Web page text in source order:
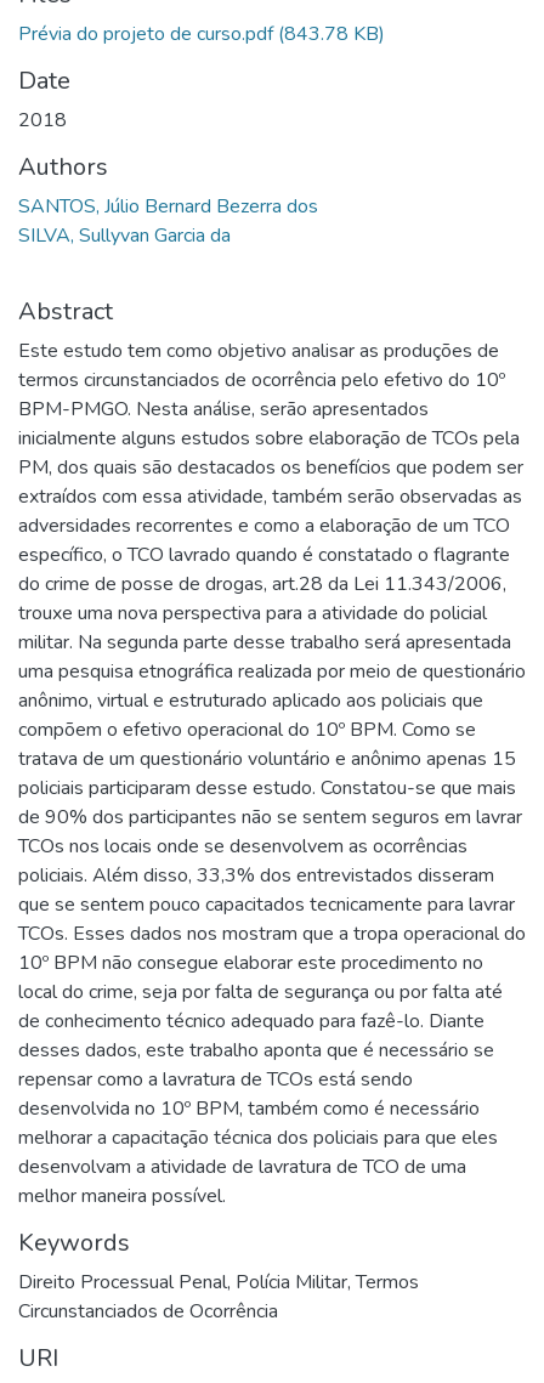
Prévia do projeto de curso.pdf(843.78 KB)
Date
2018
Authors
SANTOS, Júlio Bernard Bezerra dos
SILVA, Sullyvan Garcia da
Abstract
Este estudo tem como objetivo analisar as produções de
termos circunstanciados de ocorrência pelo efetivo do 10º
BPM-PMGO. Nesta análise, serão apresentados
inicialmente alguns estudos sobre elaboração de TCOs pela
PM, dos quais são destacados os benefícios que podem ser
extraídos com essa atividade, também serão observadas as
adversidades recorrentes e como a elaboração de um TCO
específico, o TCO lavrado quando é constatado o flagrante
do crime de posse de drogas, art.28 da Lei 11.343/2006,
trouxe uma nova perspectiva para a atividade do policial
militar. Na segunda parte desse trabalho será apresentada
uma pesquisa etnográfica realizada por meio de questionário
anônimo, virtual e estruturado aplicado aos policiais que
compõem o efetivo operacional do 10º BPM. Como se
tratava de um questionário voluntário e anônimo apenas 15
policiais participaram desse estudo. Constatou-se que mais
de 90% dos participantes não se sentem seguros em lavrar
TCOs nos locais onde se desenvolvem as ocorrências
policiais. Além disso, 33,3% dos entrevistados disseram
que se sentem pouco capacitados tecnicamente para lavrar
TCOs. Esses dados nos mostram que a tropa operacional do
10º BPM não consegue elaborar este procedimento no
local do crime, seja por falta de segurança ou por falta até
de conhecimento técnico adequado para fazê-lo. Diante
desses dados, este trabalho aponta que é necessário se
repensar como a lavratura de TCOs está sendo
desenvolvida no 10º BPM, também como é necessário
melhorar a capacitação técnica dos policiais para que eles
desenvolvam a atividade de lavratura de TCO de uma
melhor maneira possível.
Keywords
Direito Processual Penal, Polícia Militar,Termos
Circunstanciados de Ocorrência
URI